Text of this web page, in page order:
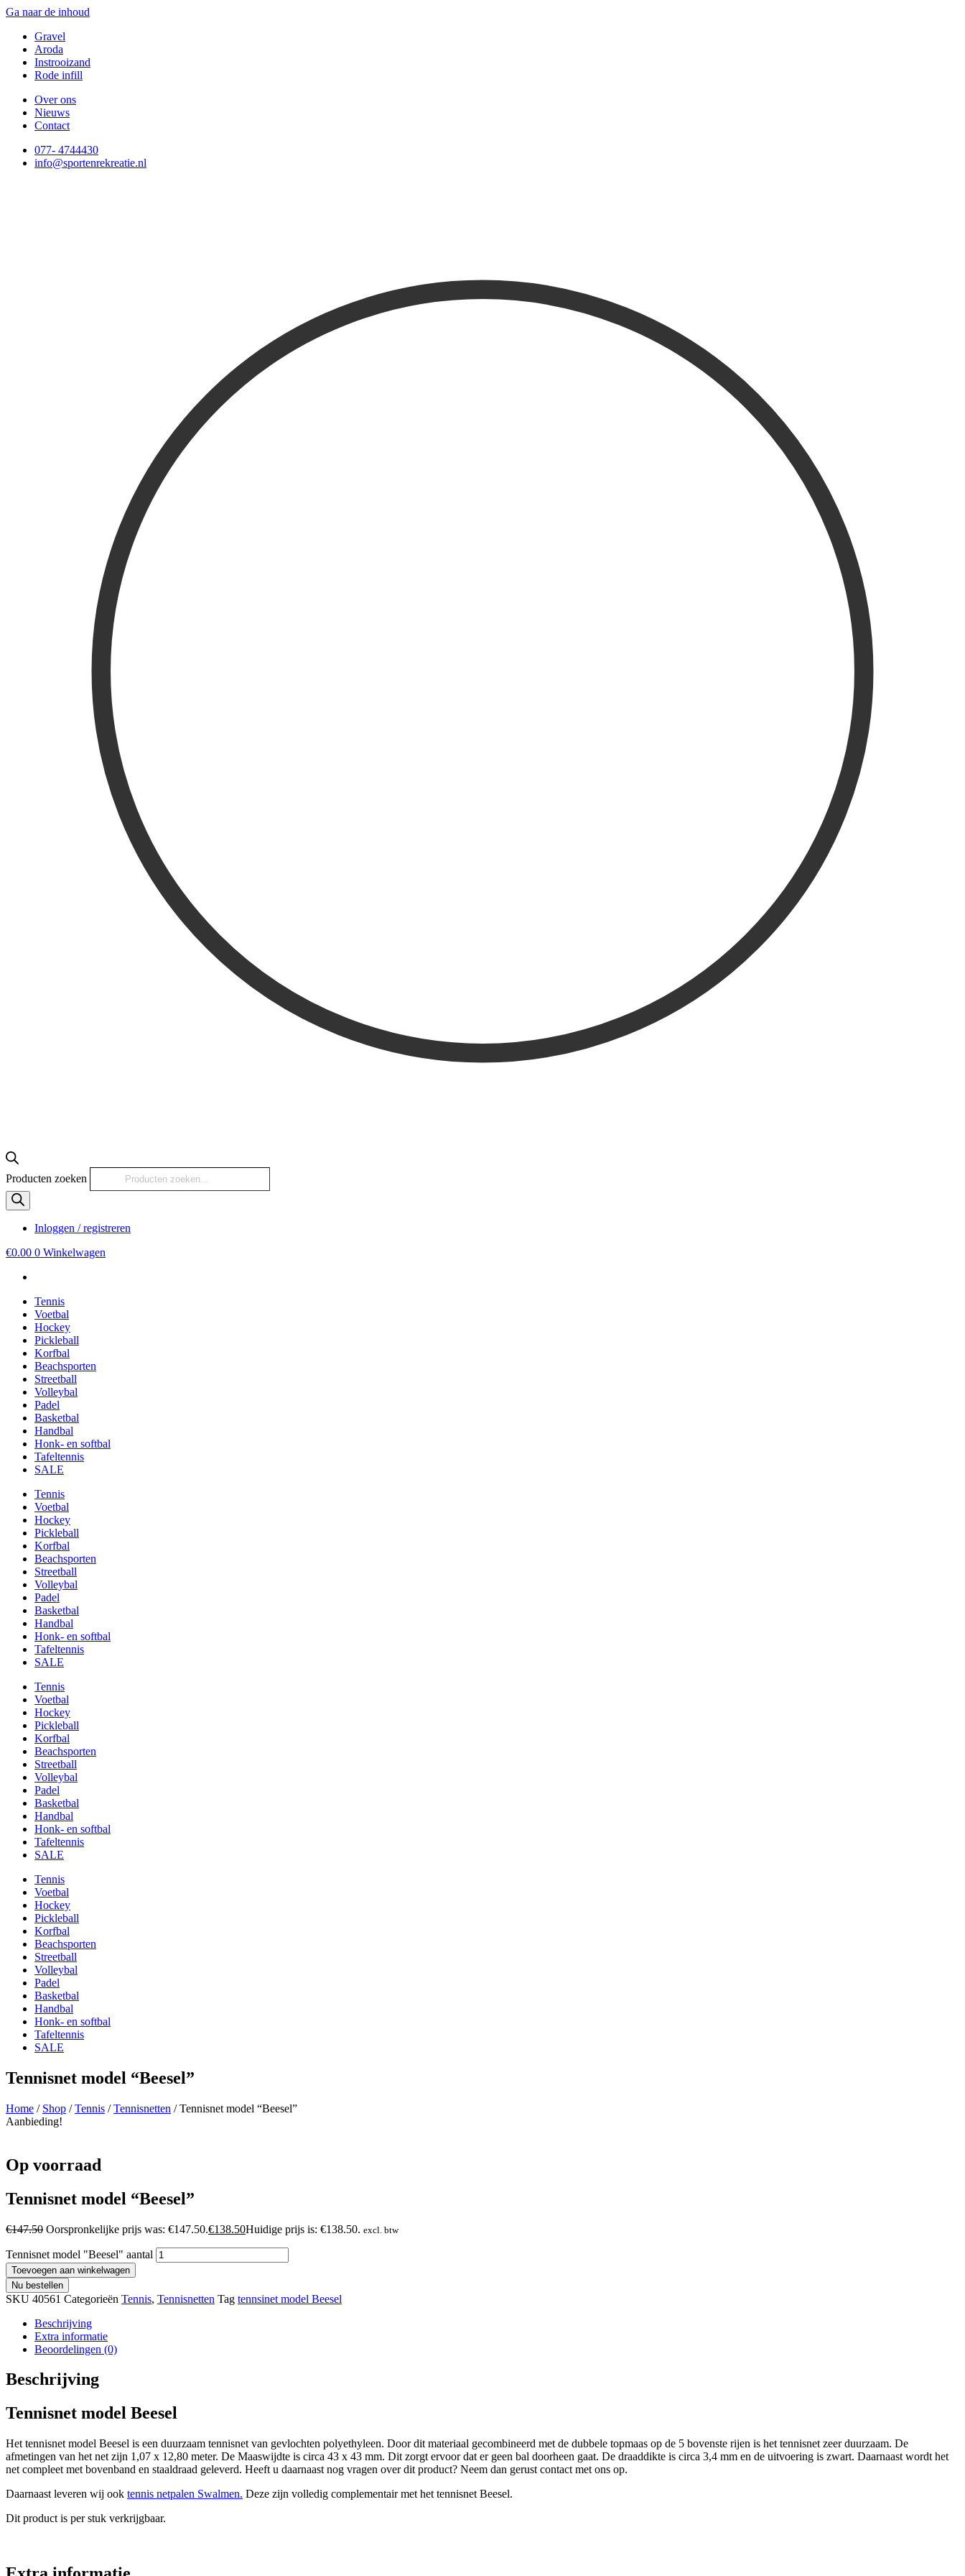
Ga naar de inhoud
Gravel
Aroda
Instrooizand
Rode infill
Over ons
Nieuws
Contact
077- 4744430
info@sportenrekreatie.nl
Producten zoeken
Inloggen / registreren
€0.00 0 Winkelwagen
Tennis
Voetbal
Hockey
Pickleball
Korfbal
Beachsporten
Streetball
Volleybal
Padel
Basketbal
Handbal
Honk- en softbal
Tafeltennis
SALE
Tennis
Voetbal
Hockey
Pickleball
Korfbal
Beachsporten
Streetball
Volleybal
Padel
Basketbal
Handbal
Honk- en softbal
Tafeltennis
SALE
Tennis
Voetbal
Hockey
Pickleball
Korfbal
Beachsporten
Streetball
Volleybal
Padel
Basketbal
Handbal
Honk- en softbal
Tafeltennis
SALE
Tennis
Voetbal
Hockey
Pickleball
Korfbal
Beachsporten
Streetball
Volleybal
Padel
Basketbal
Handbal
Honk- en softbal
Tafeltennis
SALE
Tennisnet model “Beesel”
Home / Shop /Tennis /Tennisnetten / Tennisnet model “Beesel”
Aanbieding!
Op voorraad
Tennisnet model “Beesel”
€147.50 Oorspronkelijke prijs was: €147.50.€138.50Huidige prijs is: €138.50. excl. btw
Tennisnet model "Beesel" aantal
Toevoegen aan winkelwagen
Nu bestellen
SKU 40561 Categorieën Tennis, Tennisnetten Tag tennsinet model Beesel
Beschrijving
Extra informatie
Beoordelingen (0)
Beschrijving
Tennisnet model Beesel
Het tennisnet model Beesel is een duurzaam tennisnet van gevlochten polyethyleen. Door dit materiaal gecombineerd met de dubbele topmaas op de 5 bovenste rijen is het tennisnet zeer duurzaam. De
afmetingen van het net zijn 1,07 x 12,80 meter. De Maaswijdte is circa 43 x 43 mm. Dit zorgt ervoor dat er geen bal doorheen gaat. De draaddikte is circa 3,4 mm en de uitvoering is zwart. Daarnaast wordt het
net compleet met bovenband en staaldraad geleverd. Heeft u daarnaast nog vragen over dit product? Neem dan gerust contact met ons op.
Daarnaast leveren wij ook tennis netpalen Swalmen. Deze zijn volledig complementair met het tennisnet Beesel.
Dit product is per stuk verkrijgbaar.